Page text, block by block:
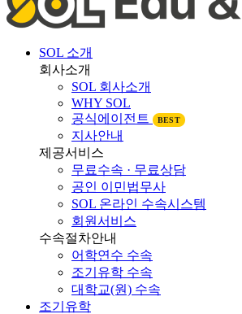
SOL 소개
회사소개
SOL 회사소개
WHY SOL
공식에이전트
BEST
지사안내
제공서비스
무료수속 · 무료상담
공인 이민법무사
SOL 온라인 수속시스템
회원서비스
수속절차안내
어학연수 수속
조기유학 수속
대학교(원) 수속
조기유학